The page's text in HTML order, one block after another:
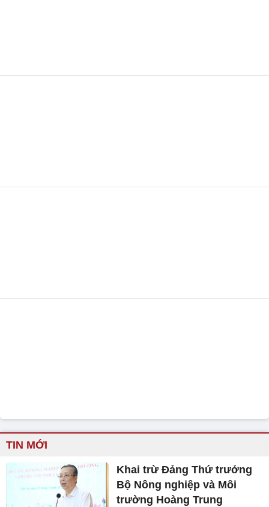
TIN MỚI
Khai trừ Đảng Thứ trưởng
Bộ Nông nghiệp và Môi
trường Hoàng Trung